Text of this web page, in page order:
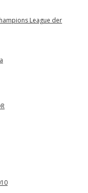
League der